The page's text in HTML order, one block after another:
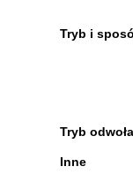
Tryb i
Tryb
Inne